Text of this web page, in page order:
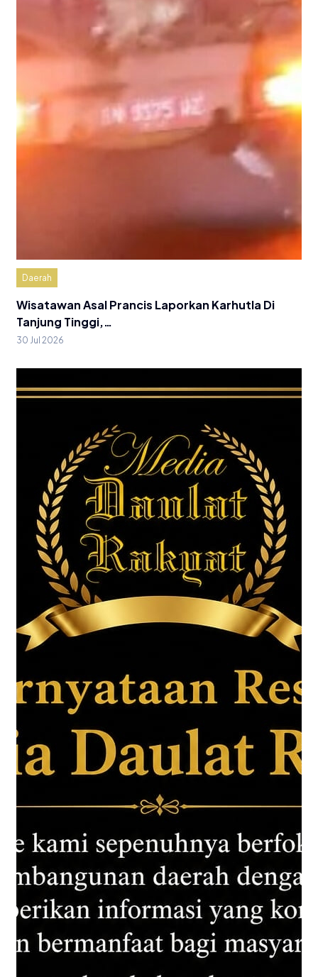
Daerah
Wisatawan Asal Prancis Laporkan Karhutla Di
Tanjung Tinggi,…
30 Jul 2026